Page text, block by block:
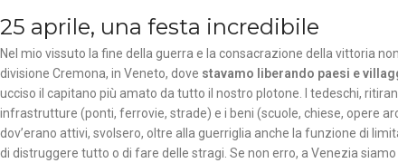
25 aprile, una festa incredibile
Nel mio vissuto la fine della guerra e la consacrazione della vittoria
divisione Cremona, in Veneto, dove stavamo liberando paesi e
ucciso il capitano più amato da tutto il nostro plotone. I tedeschi,
infrastrutture (ponti, ferrovie, strade) e i beni (scuole, chiese, opere
dov’erano attivi, svolsero, oltre alla guerriglia anche la funzione di
di distruggere tutto o di fare delle stragi. Se non erro, a Venezia